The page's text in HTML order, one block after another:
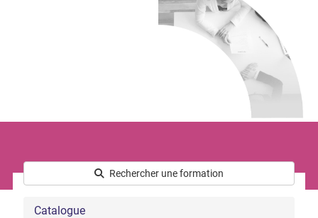
Rechercher une formation
Catalogue
Le développement commercial